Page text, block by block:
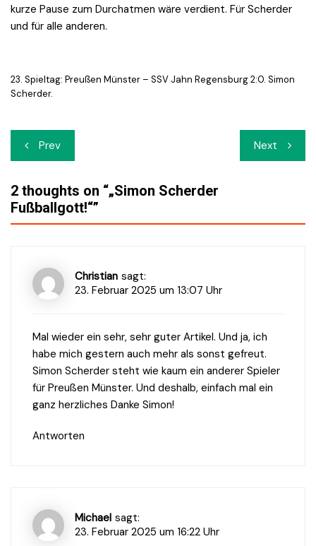
kurze Pause zum Durchatmen wäre verdient. Für Scherder
und für alle anderen.
23. Spieltag: Preußen Münster – SSV Jahn Regensburg 2:0. Simon
Scherder.
Beitrags-
Navigation
Prev Next
2 thoughts on “„Simon Scherder
Fußballgott!“”
Christian sagt:
23. Februar 2025 um 13:07 Uhr
Mal wieder ein sehr, sehr guter Artikel. Und ja, ich
habe mich gestern auch mehr als sonst gefreut.
Simon Scherder steht wie kaum ein anderer Spieler
für Preußen Münster. Und deshalb, einfach mal ein
ganz herzliches Danke Simon!
Antworten
Michael sagt:
23. Februar 2025 um 16:22 Uhr